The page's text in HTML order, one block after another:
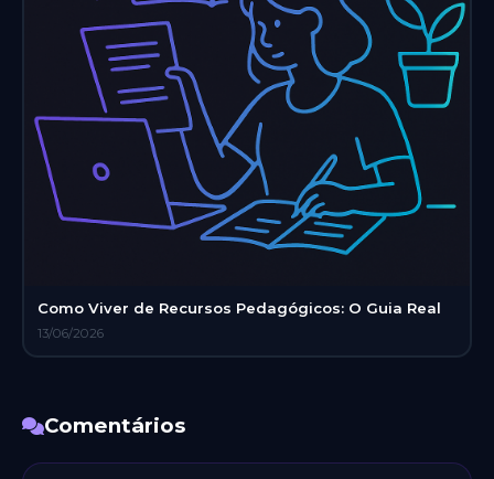
Como Viver de Recursos Pedagógicos: O Guia Real
13/06/2026
Comentários